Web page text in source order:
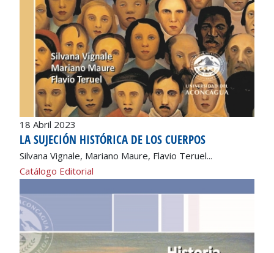
18 Abril 2023
LA SUJECIÓN HISTÓRICA DE LOS CUERPOS
Silvana Vignale, Mariano Maure, Flavio Teruel...
Catálogo Editorial